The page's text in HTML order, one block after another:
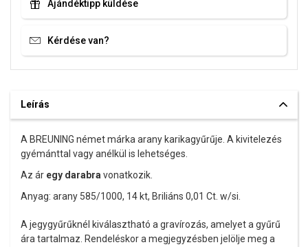
Ajándéktipp küldése
Kérdése van?
Leírás
A BREUNING német márka arany karikagyűrűje. A kivitelezés
gyémánttal vagy anélkül is lehetséges.
Az ár egy darabra vonatkozik.
Anyag: arany 585/1000, 14 kt, Briliáns 0,01 Ct. w/si.
A jegygyűrűknél kiválasztható a gravírozás, amelyet a gyűrű
ára tartalmaz. Rendeléskor a megjegyzésben jelölje meg a